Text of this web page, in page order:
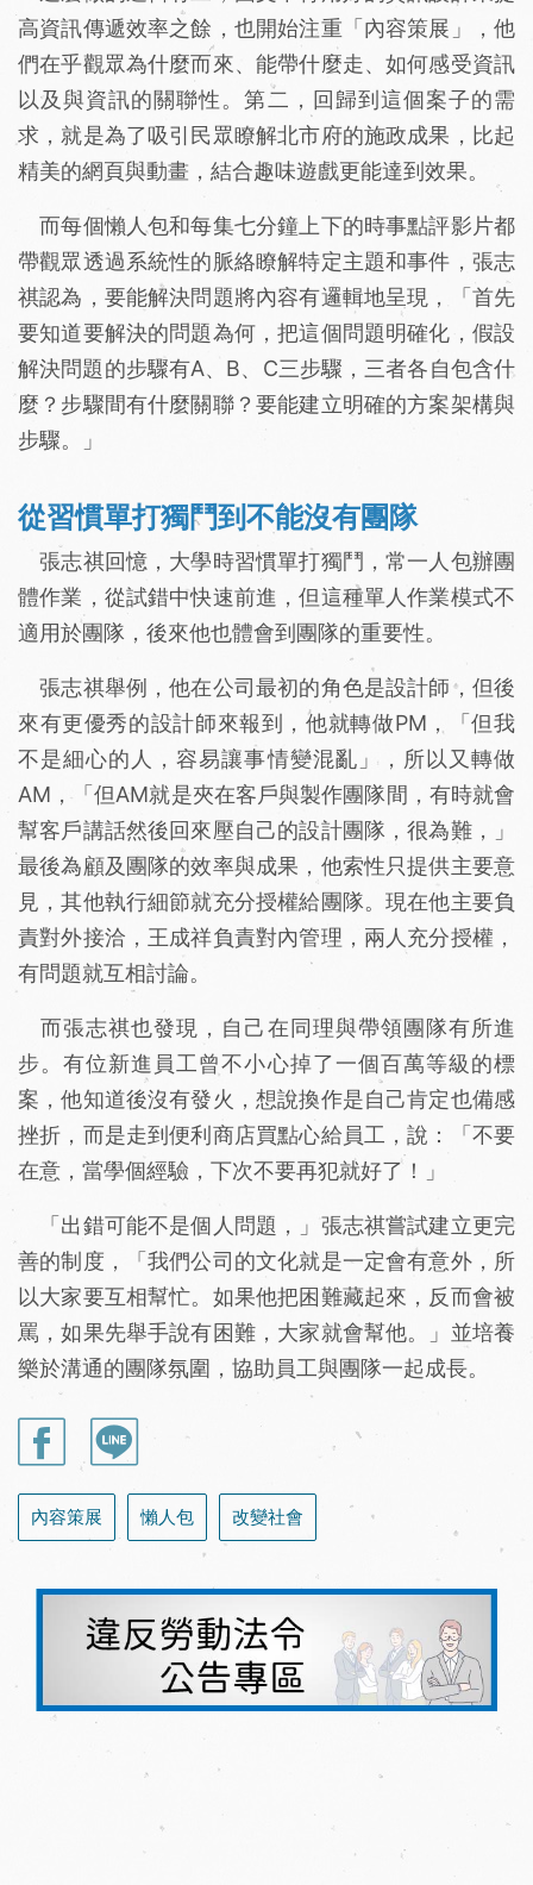
高資訊傳遞效率之餘，也開始注重「內容策展」，他
們在乎觀眾為什麼而來、能帶什麼走、如何感受資訊
以及與資訊的關聯性。第二，回歸到這個案子的需
求，就是為了吸引民眾瞭解北市府的施政成果，比起
精美的網頁與動畫，結合趣味遊戲更能達到效果。
而每個懶人包和每集七分鐘上下的時事點評影片都
帶觀眾透過系統性的脈絡瞭解特定主題和事件，張志
祺認為，要能解決問題將內容有邏輯地呈現，「首先
要知道要解決的問題為何，把這個問題明確化，假設
解決問題的步驟有A、B、C三步驟，三者各自包含什
麼？步驟間有什麼關聯？要能建立明確的方案架構與
步驟。」
從習慣單打獨鬥到不能沒有團隊
張志祺回憶，大學時習慣單打獨鬥，常一人包辦團
體作業，從試錯中快速前進，但這種單人作業模式不
適用於團隊，後來他也體會到團隊的重要性。
張志祺舉例，他在公司最初的角色是設計師，但後
來有更優秀的設計師來報到，他就轉做PM，「但我
不是細心的人，容易讓事情變混亂」，所以又轉做
AM，「但AM就是夾在客戶與製作團隊間，有時就會
幫客戶講話然後回來壓自己的設計團隊，很為難，」
最後為顧及團隊的效率與成果，他索性只提供主要意
見，其他執行細節就充分授權給團隊。現在他主要負
責對外接洽，王成祥負責對內管理，兩人充分授權，
有問題就互相討論。
而張志祺也發現，自己在同理與帶領團隊有所進
步。有位新進員工曾不小心掉了一個百萬等級的標
案，他知道後沒有發火，想說換作是自己肯定也備感
挫折，而是走到便利商店買點心給員工，說：「不要
在意，當學個經驗，下次不要再犯就好了！」
「出錯可能不是個人問題，」張志祺嘗試建立更完
善的制度，「我們公司的文化就是一定會有意外，所
以大家要互相幫忙。如果他把困難藏起來，反而會被
罵，如果先舉手說有困難，大家就會幫他。」並培養
樂於溝通的團隊氛圍，協助員工與團隊一起成長。
內容策展 懶人包 改變社會